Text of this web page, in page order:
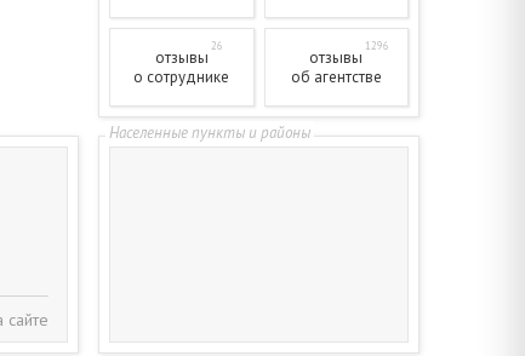
отзывы
26
о сотруднике
отзывы
1296
об агентстве
сайте